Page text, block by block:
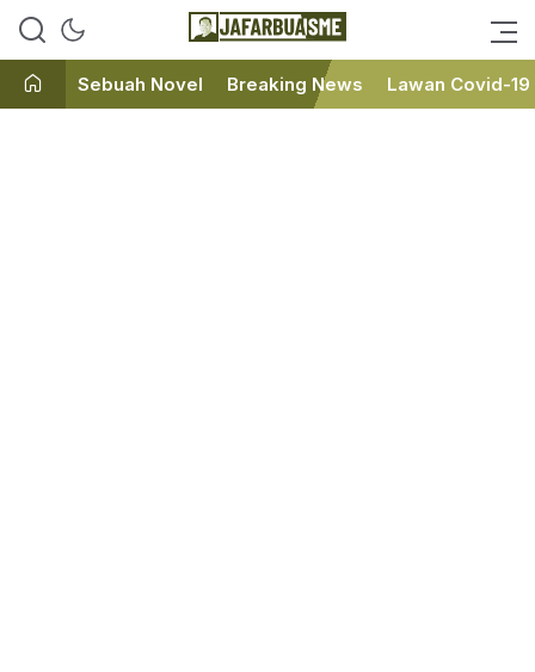
JafarBua
Ini bukan Media Online, Ini
Sebuah Novel Breaking News Lawan Covid-19